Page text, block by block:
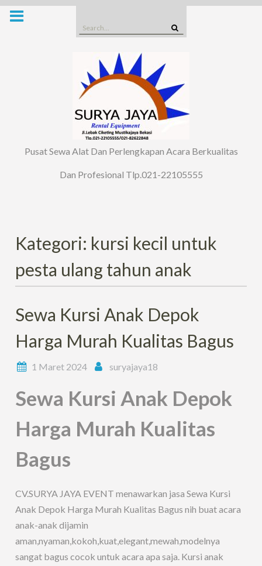
Skip
Search
for:
Pusat Sewa Alat Dan Perlengkapan Acara Berkualitas
Dan Profesional Tlp.021-22105555
Kategori: kursi kecil untuk
pesta ulang tahun anak
Sewa Kursi Anak Depok
Harga Murah Kualitas Bagus
1 Maret 2024 suryajaya18
Sewa Kursi Anak Depok
Harga Murah Kualitas
Bagus
CV.SURYA JAYA EVENT menawarkan jasa Sewa Kursi
Anak Depok Harga Murah Kualitas Bagus nih buat acara
anak-anak dijamin
aman,nyaman,kokoh,kuat,elegant,mewah,modelnya
sangat bagus cocok untuk acara apa saja. Kursi anak